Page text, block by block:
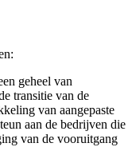
geheel van
transitie van de
van aangepaste
aan de bedrijven die
van de vooruitgang